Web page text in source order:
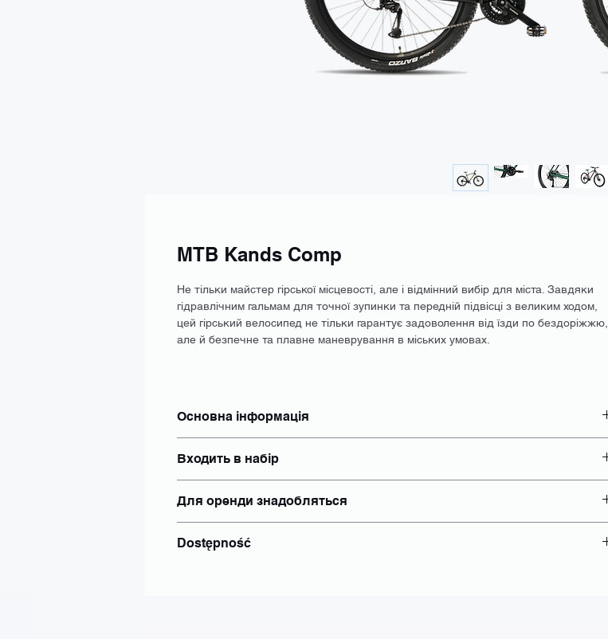
MTB Kands Comp
Не тільки майстер гірської місцевості, але і відмінний вибір для міста. Завдяки
гідравлічним гальмам для точної зупинки та передній підвісці з великим ходом,
цей гірський велосипед не тільки гарантує задоволення від їзди по бездоріжжю,
але й безпечне та плавне маневрування в міських умовах.
Основна інформація
Розмір: S, M, L
Гальма: Дискові
Розмір коліс: 29"
Входить в набір
Шолом: Так
Багажник: додайте окремо до бронювання
Корзини: додайте окремо до бронювання
Освітлення: так
Для оренди знадобляться
номер PESEL, якщо його видано;
Dostępność